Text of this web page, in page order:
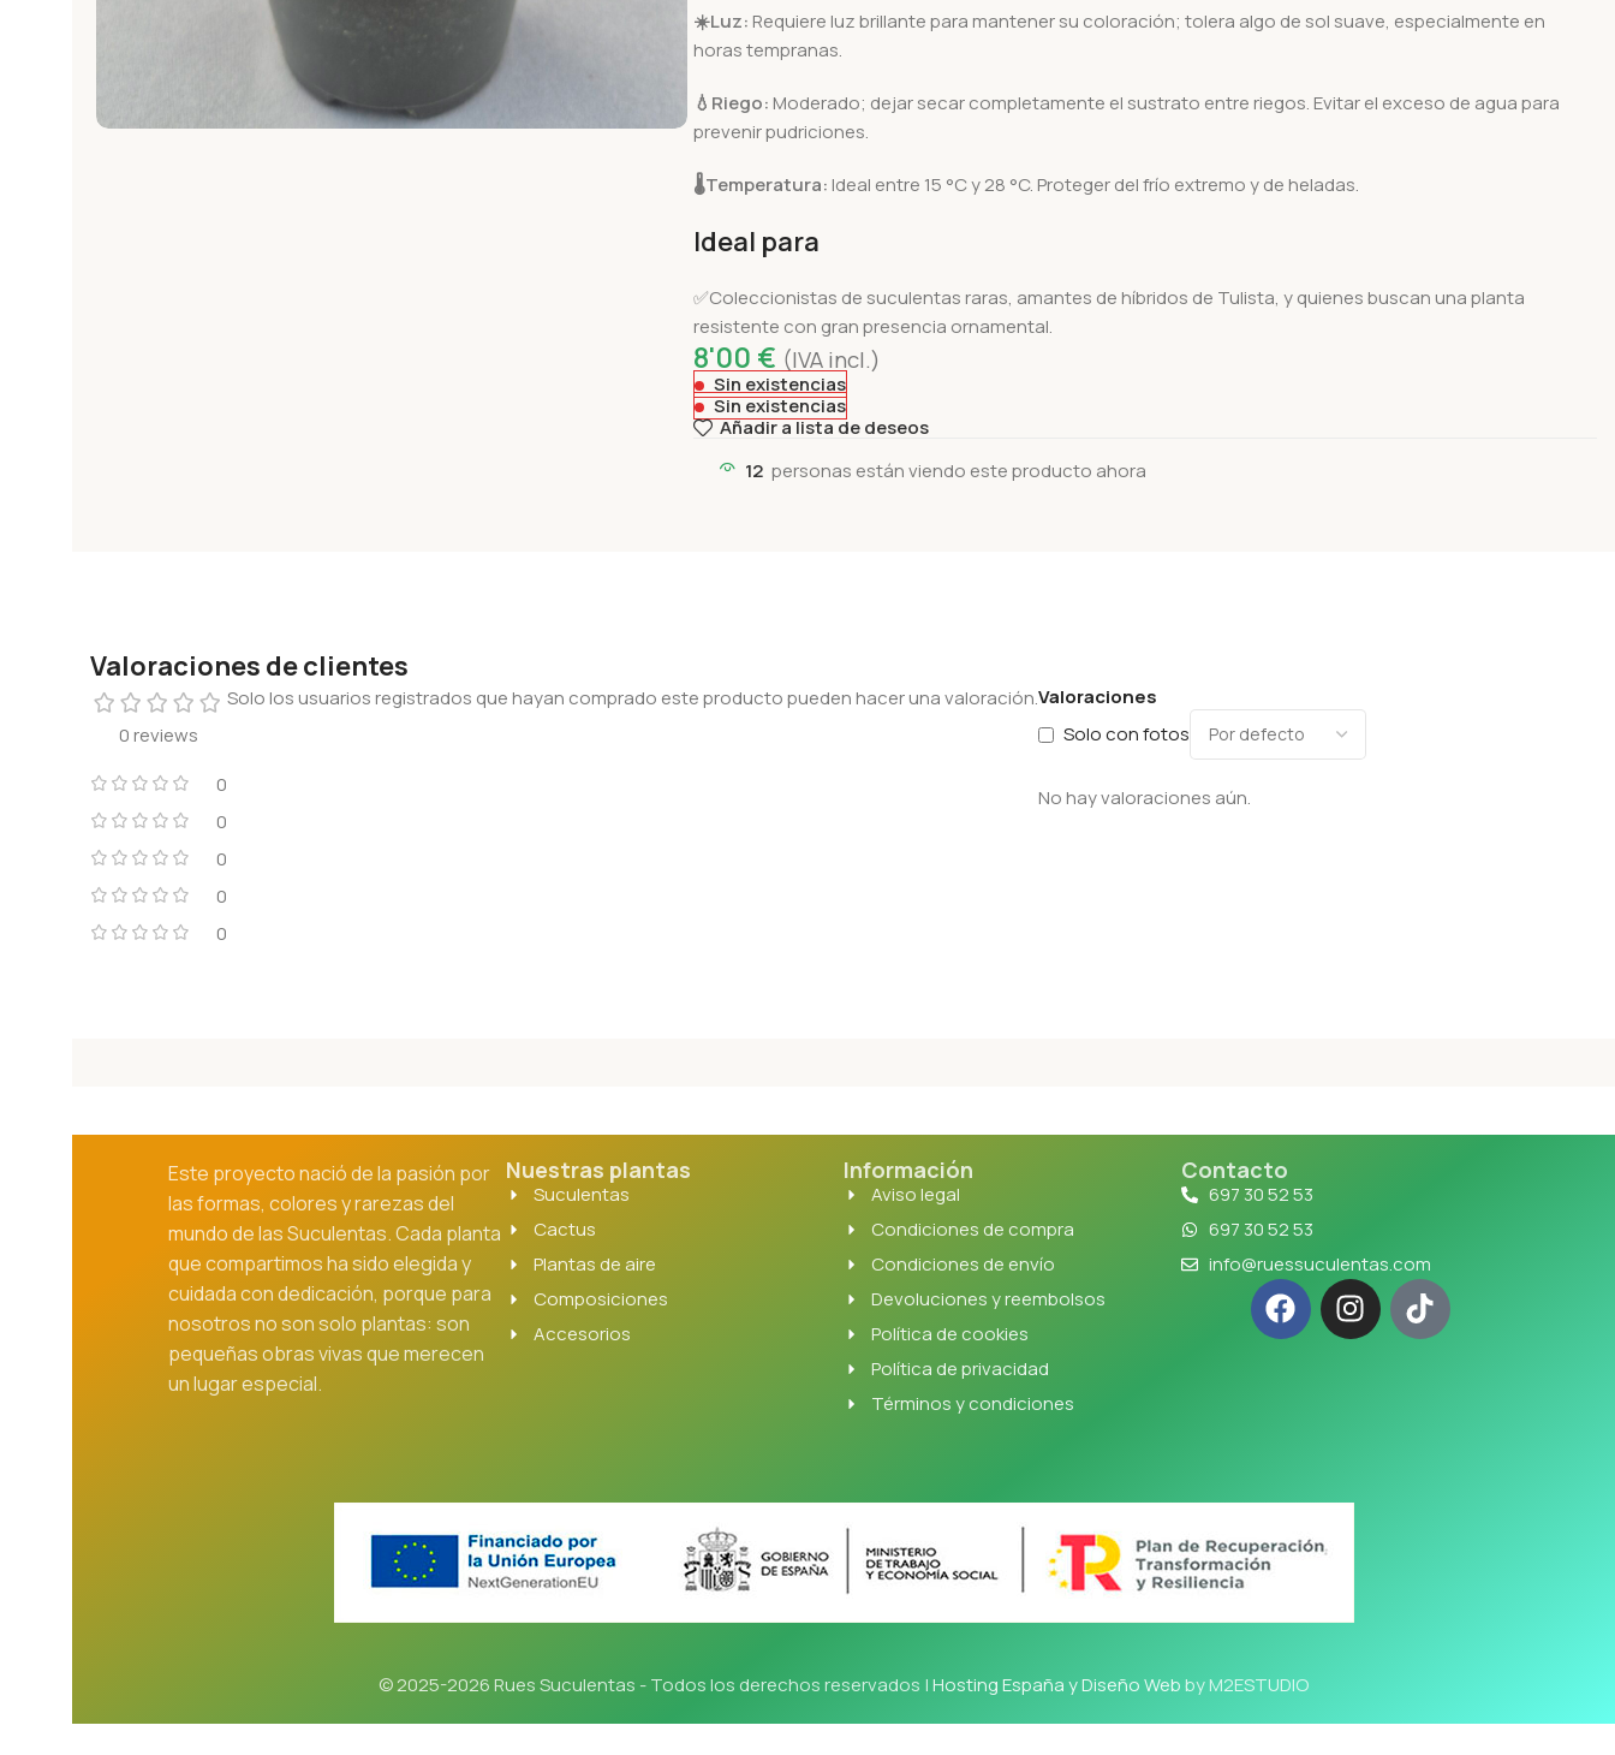
☀️Luz: Requiere luz brillante para mantener su coloración; tolera algo de sol suave, especialmente en
horas tempranas.
💧 Riego: Moderado; dejar secar completamente el sustrato entre riegos. Evitar el exceso de agua para
prevenir pudriciones.
🌡️Temperatura: Ideal entre 15 °C y 28 °C. Proteger del frío extremo y de heladas.
Ideal para
✅Coleccionistas de suculentas raras, amantes de híbridos de Tulista, y quienes buscan una planta
resistente con gran presencia ornamental.
8'00 € (IVA incl.)
Sin existencias
Sin existencias
Añadir a lista de deseos
12 personas están viendo este producto ahora
Valoraciones de clientes
0 reviews
0
0
0
0
0
Valoraciones
Solo con fotos
No hay valoraciones aún.
Solo los usuarios registrados que hayan comprado este producto pueden hacer una valoración.
Este proyecto nació de la pasión por
las formas, colores y rarezas del
mundo de las Suculentas. Cada planta
que compartimos ha sido elegida y
cuidada con dedicación, porque para
nosotros no son solo plantas: son
pequeñas obras vivas que merecen
un lugar especial.
Nuestras plantas
Suculentas
Cactus
Plantas de aire
Composiciones
Accesorios
Información
Aviso legal
Condiciones de compra
Condiciones de envío
Devoluciones y reembolsos
Política de cookies
Política de privacidad
Términos y condiciones
Contacto
697 30 52 53
697 30 52 53
info@ruessuculentas.com
© 2025-2026 Rues Suculentas - Todos los derechos reservados |Hosting España y Diseño Webby M2ESTUDIO